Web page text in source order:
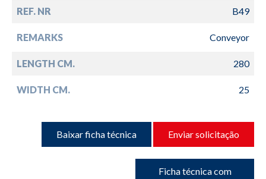
REF. NR B49
REMARKS Conveyor
LENGTH CM. 280
WIDTH CM. 25
Baixar ficha técnica Enviar solicitação
Ficha técnica com